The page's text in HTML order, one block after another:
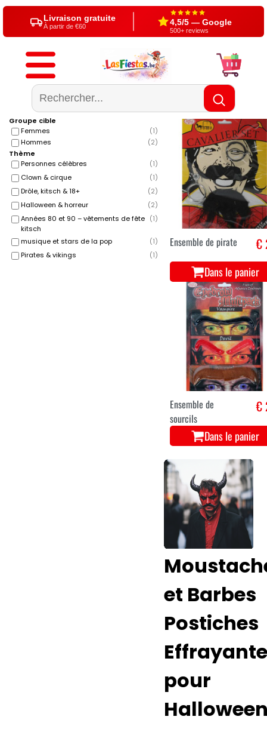
Livraison gratuite
À partir de €60 4,5/5 — Google
500+ reviews
Groupe cible
Femmes
(1)
Hommes
(2)
Thème
Personnes célèbres
(1)
Clown & cirque
(1)
Drôle, kitsch & 18+
(2)
Halloween & horreur
(2)
Années 80 et 90 – vêtements de fête
kitsch
(1)
musique et stars de la pop (1)
Pirates & vikings
(1)
Ensemble de pirate €
Dans le panier
Ensemble de
sourcils
€
Dans le panier
et Barbes
Postiches
pour